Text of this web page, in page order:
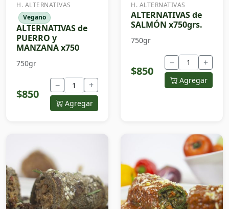
H. ALTERNATIVAS
Vegano
ALTERNATIVAS de
PUERRO y
MANZANA x750
750gr
$850
− +
Agregar
H. ALTERNATIVAS
ALTERNATIVAS de
SALMÓN x750grs.
750gr
$850
− +
Agregar